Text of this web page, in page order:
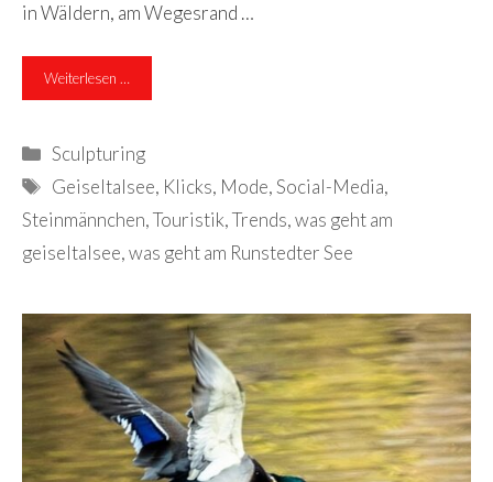
in Wäldern, am Wegesrand …
Weiterlesen …
Kategorien
Sculpturing
Schlagwörter
Geiseltalsee, Klicks, Mode,Social-Media,
Steinmännchen,Touristik,Trends,was geht am
geiseltalsee,was geht am Runstedter See